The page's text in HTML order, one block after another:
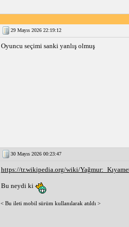
29 Mayıs 2026 22:19:12
Oyuncu seçimi sanki yanlış olmuş
30 Mayıs 2026 00:23:47
https://tr.wikipedia.org/wiki/
Bu neydi ki
< Bu ileti mobil sürüm kullanılarak atıldı >